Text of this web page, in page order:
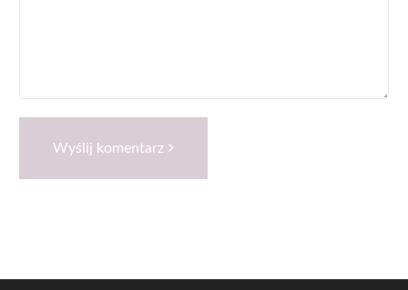
Wyślij komentarz